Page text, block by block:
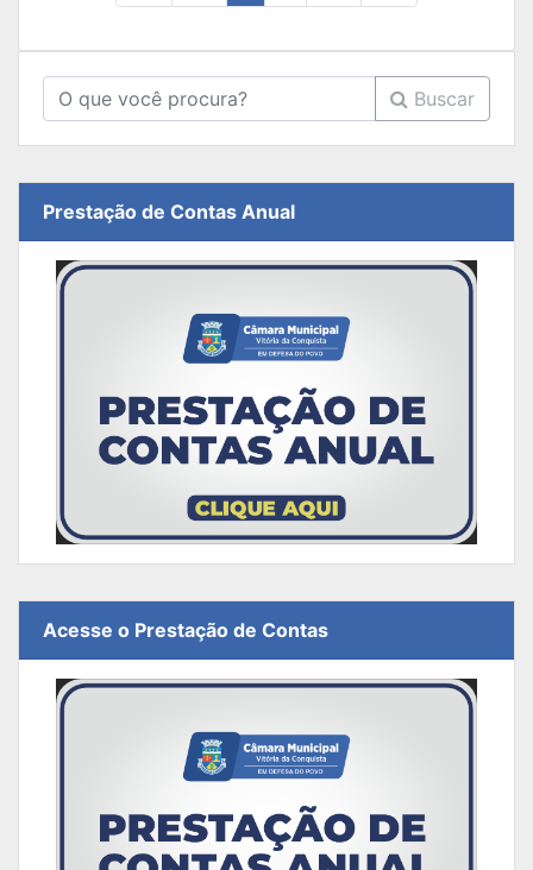
Buscar
Prestação de Contas Anual
Acesse o Prestação de Contas